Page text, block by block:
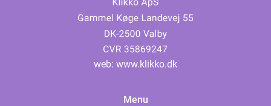
web: www.klikko.dk
Menu